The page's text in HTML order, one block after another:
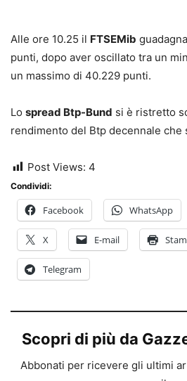
Alle ore 10.25 il FTSEMib
punti, dopo aver oscillato tra un
un massimo di 40.229 punti.
Lo spread Btp-Bund si è ristretto
rendimento del Btp decennale che
Post Views: 4
Condividi:
Facebook WhatsApp
X E-mail
Telegram
Scopri di più da
Abbonati per ricevere gli ultimi